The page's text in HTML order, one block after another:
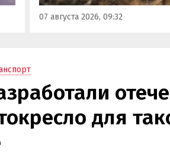
через цифровые сервисы
бренда, сообщили
07 августа 2026, 09:32
для